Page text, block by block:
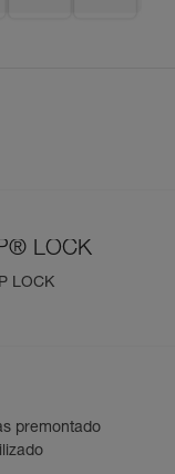
LOCK
LOCK
premontado